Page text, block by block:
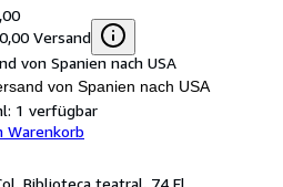
Versand
von Spanien nach USA
von Spanien nach USA
1 verfügbar
Warenkorb
Biblioteca teatral, 74 El